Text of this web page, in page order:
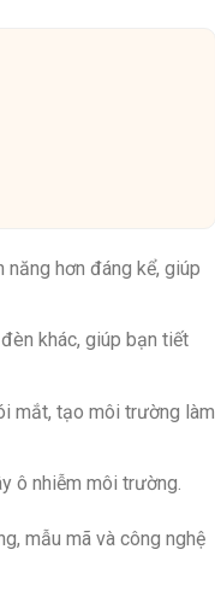
hơn đáng kể, giúp
khác, giúp bạn tiết
mắt, tạo môi trường làm
ô nhiễm môi trường.
mẫu mã và công nghệ